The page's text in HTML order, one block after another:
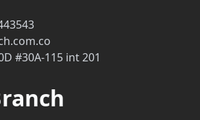
#30A-115 int 201